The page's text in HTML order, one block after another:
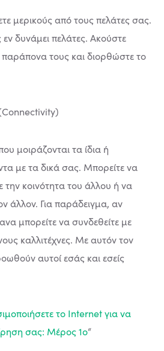
μερικούς από τους πελάτες σας.
εν δυνάμει πελάτες. Ακούστε
παράπονα τους και διορθώστε το
μοιράζονται τα ίδια ή
με τα δικά σας. Μπορείτε να
την κοινότητα του άλλου ή να
άλλον. Για παράδειγμα, αν
μπορείτε να συνδεθείτε με
καλλιτέχνες. Με αυτόν τον
αυτοί εσάς και εσείς
το Internet για να
σας: Μέρος 1ο“